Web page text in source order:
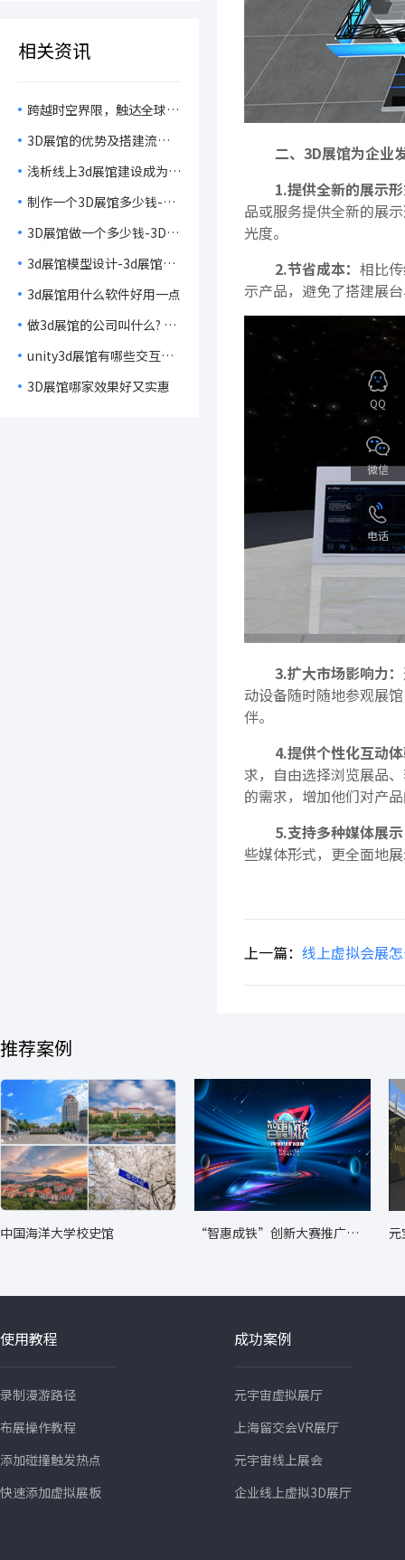
相关资讯
跨越时空界限，触达全球观
化传播中的无限可能！
3D展馆的优势及搭建流程
浅析线上3d展馆建设成为行
业发展趋势的原因
制作一个3D展馆多少钱-3D
3D展馆做一个多少钱-3D展
3d展馆模型设计-3d展馆如
3d展馆用什么软件好用一点
做3d展馆的公司叫什么? 怎
unity3d展馆有哪些交互功
3D展馆哪家效果好又实惠
二、3D展馆为企业
1.提供全新的展示
品或服务提供全新的展
光度。
2.节省成本： 相比
示产品，避免了搭建展
3.扩大市场影响力：
动设备随时随地参观展
伴。
4.提供个性化互动
求，自由选择浏览展品
的需求，增加他们对产
5.支持多种媒体展
些媒体形式，更全面地
上一篇： 线上虚拟会展
推荐案例
中国海洋大学校史馆
“智惠成铁”创新大赛推广转
元
使用教程
录制漫游路径
布展操作教程
添加碰撞触发热点
快速添加虚拟展板
成功案例
元宇宙虚拟展厅
上海留交会VR展厅
元宇宙线上展会
企业线上虚拟3D展厅
QQ
微信
电话